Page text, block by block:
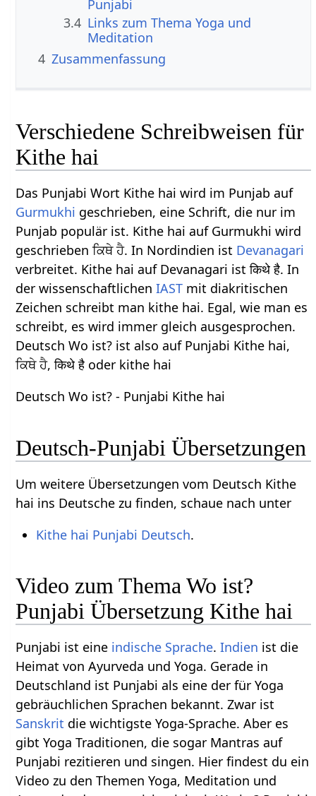
Punjabi
3.4 Links zum Thema Yoga und
Meditation
4 Zusammenfassung
Verschiedene Schreibweisen für
Kithe hai
Das Punjabi Wort Kithe hai wird im Punjab auf
Gurmukhi geschrieben, eine Schrift, die nur im
Punjab populär ist. Kithe hai auf Gurmukhi wird
geschrieben ਕਿਥੇ ਹੈ. In Nordindien ist Devanagari
verbreitet. Kithe hai auf Devanagari ist किथे है. In
der wissenschaftlichenIAST mit diakritischen
Zeichen schreibt man kithe hai. Egal, wie man es
schreibt, es wird immer gleich ausgesprochen.
Deutsch Wo ist? ist also auf Punjabi Kithe hai,
ਕਿਥੇ ਹੈ, किथे है oder kithe hai
Deutsch Wo ist? - Punjabi Kithe hai
Deutsch-Punjabi Übersetzungen
Um weitere Übersetzungen vom Deutsch Kithe
hai ins Deutsche zu finden, schaue nach unter
Kithe hai Punjabi Deutsch.
Video zum Thema Wo ist?
Punjabi Übersetzung Kithe hai
Punjabi ist eine indische Sprache.Indien ist die
Heimat von Ayurveda und Yoga. Gerade in
Deutschland ist Punjabi als eine der für Yoga
gebräuchlichen Sprachen bekannt. Zwar ist
Sanskrit die wichtigste Yoga-Sprache. Aber es
gibt Yoga Traditionen, die sogar Mantras auf
Punjabi rezitieren und singen. Hier findest du ein
Video zu den Themen Yoga, Meditation und